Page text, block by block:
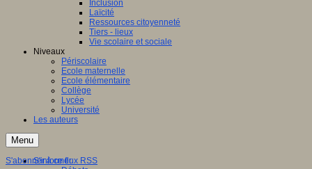
Inclusion
Laïcité
Ressources citoyenneté
Tiers - lieux
Vie scolaire et sociale
Niveaux
Périscolaire
Ecole maternelle
Ecole élémentaire
Collège
Lycée
Université
Les auteurs
Menu
S'informer
S'abonner à ce flux RSS